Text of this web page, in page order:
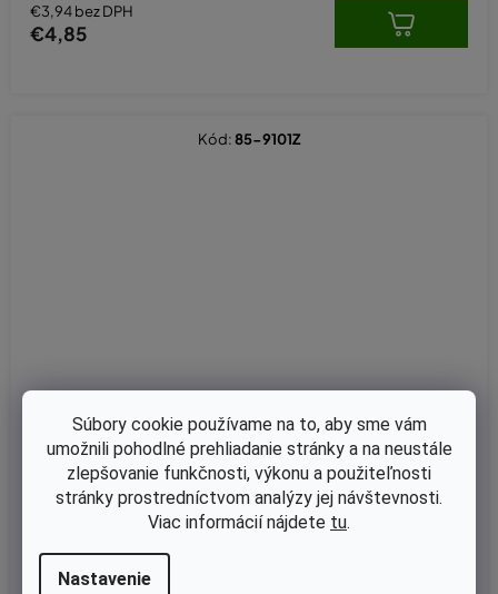
Súbory cookie používame na to, aby sme vám
umožnili pohodlné prehliadanie stránky a na neustále
zlepšovanie funkčnosti, výkonu a použiteľnosti
stránky prostredníctvom analýzy jej návštevnosti.
Viac informácií nájdete tu.
Nastavenie
€3,94 bez DPH
€4,85
Klinový remeň Alko Silver Comfort 520BR/51BR, Classic 51,4 SP
Plus - remeň pojezdu (10 x 840 La) - ozubený (XPZ825)
Skladom
Kód:85-9101Z